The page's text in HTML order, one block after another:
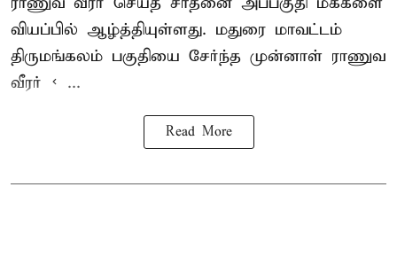
வியப்பில் ஆழ்த்தியுள்ளது. மதுரை மாவட்டம்
திருமங்கலம் பகுதியை சேர்ந்த முன்னாள் ராணுவ
வீரர் < ...
Read More